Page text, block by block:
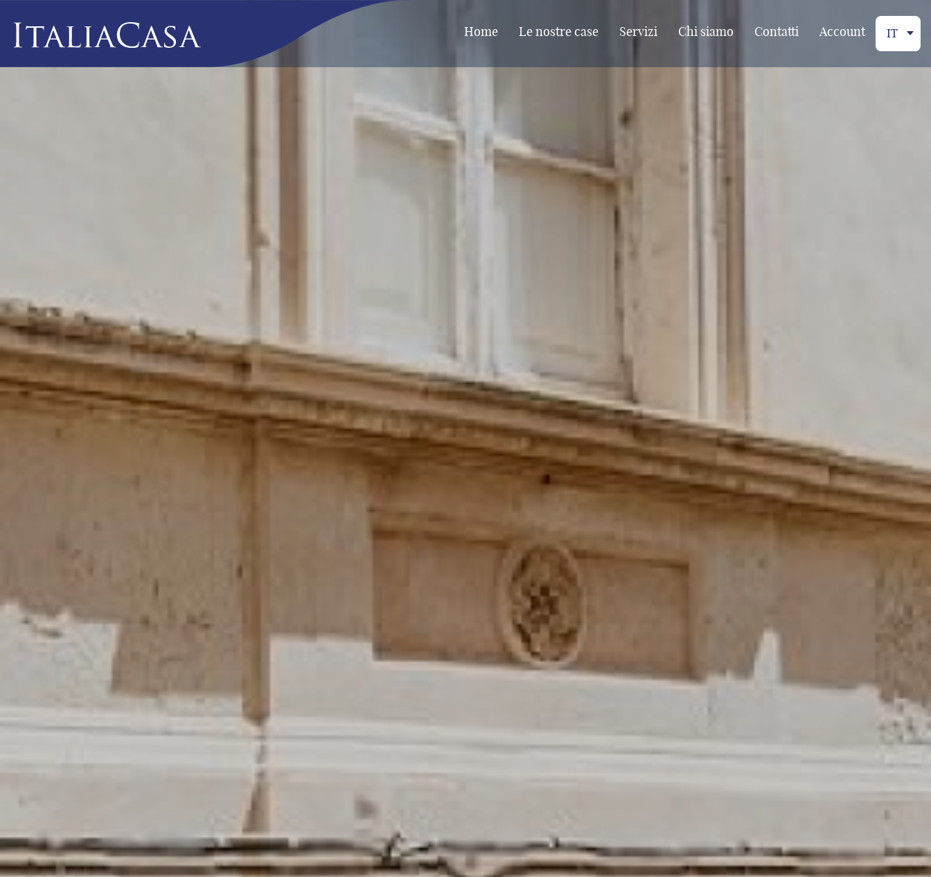
IT
Home Le nostre case Servizi Chi siamo Contatti Account